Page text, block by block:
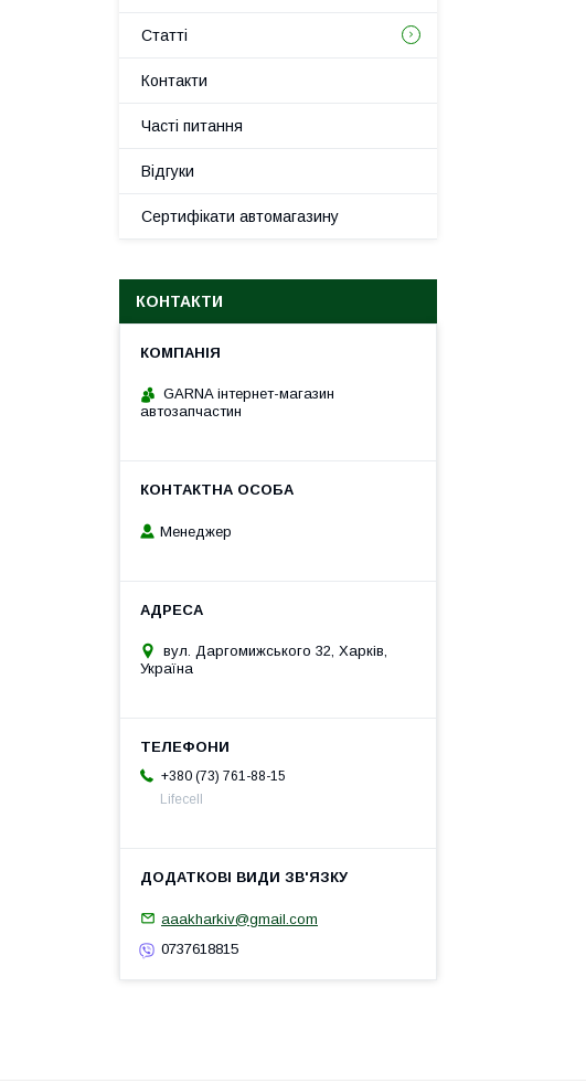
Статті
Контакти
Часті питання
Відгуки
Сертифікати автомагазину
КОНТАКТИ
GARNA інтернет-магазин
автозапчастин
Менеджер
вул. Даргомижського 32, Харків,
Україна
+380 (73) 761-88-15
Lifecell
aaakharkiv@gmail.com
0737618815